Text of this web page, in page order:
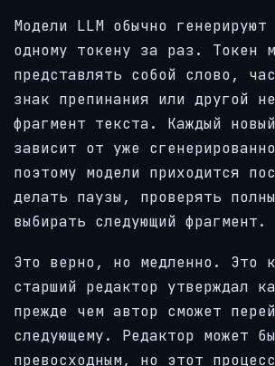
Модели LLM обычно
одному токену за раз. Токен
представлять собой слово,
знак препинания или другой
фрагмент текста. Каждый
зависит от уже
поэтому модели приходится
делать паузы, проверять
выбирать следующий фрагмент.
Это верно, но медленно. Это
старший редактор утверждал
прежде чем автор сможет
следующему. Редактор может
превосходным, но этот